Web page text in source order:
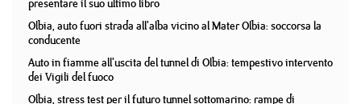
presentare il suo ultimo libro
Olbia, auto fuori strada all'alba vicino al Mater Olbia: soccorsa la
conducente
Auto in fiamme all'uscita del tunnel di Olbia: tempestivo intervento
dei Vigili del fuoco
Olbia, stress test per il futuro tunnel sottomarino: rampe di